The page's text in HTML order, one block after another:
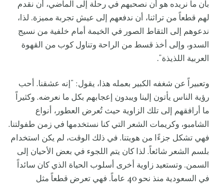
بأن ما نريده هو أن نصحبهم في رحلة إلى الماضي، أن نقدم
لهم قطعاً من تراثنا، أن ندفعهم إلى عيش تجربة مميزة. لذا،
ندعوهم إلى التقاط الصور في الخيمة أمام خلفية من نسيج
السدو، وإلى أخذ قسط من الراحة وتناول كوب من القهوة
العربية اللذيذة".
وتعبيراً عن شغفه الكبير بعمله هذا، يقول: "إنه عشقنا. أحب
رؤية الناس يأتون إلينا ويبدون إعجابهم بكل ما نعرضه. وكثيراً
ما أرافقهم إلى تلك الزاوية حيث تُعرض العطور، أنواع
الشامبو، وكريمات الشعر التي كنا نستخدمها في زمن طفولتنا.
فهي تشكل جزءًا من هويتنا. في ذلك الوقت، لم يكن استخدام
بلسم الشعر شائعاً. لذا كان يتم اللجوء في بعض الأحيان إلى
السمن. وتستعيد زاوية أخرى أسلوب الحياة الذي كان سائداً
في السعودية منذ نحو 40 عاماً. فهي تعرض قطعاً مثل